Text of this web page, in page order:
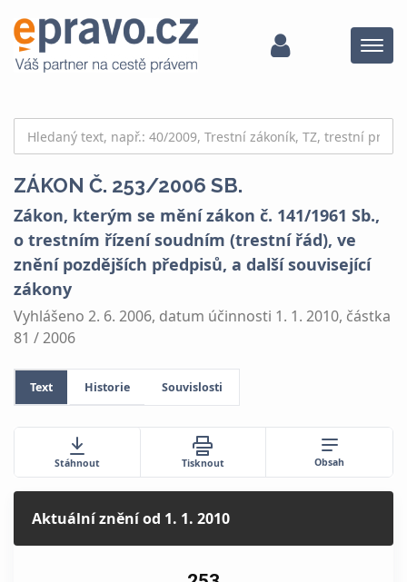
Menu
ZÁKON Č. 253/2006 SB.
Zákon, kterým se mění zákon č. 141/1961 Sb.,
o trestním řízení soudním (trestní řád), ve
znění pozdějších předpisů, a další související
zákony
Vyhlášeno 2. 6. 2006, datum účinnosti 1. 1. 2010, částka
81 / 2006
Text Historie Souvislosti
Stáhnout Tisknout Obsah
Aktuální zněníod 1. 1. 2010